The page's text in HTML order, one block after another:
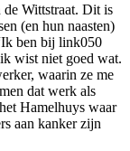
de Wittstraat. Dit is
(en hun naasten)
ben bij link050
wist niet goed wat.
waarin ze me
dat werk als
Hamelhuys waar
aan kanker zijn